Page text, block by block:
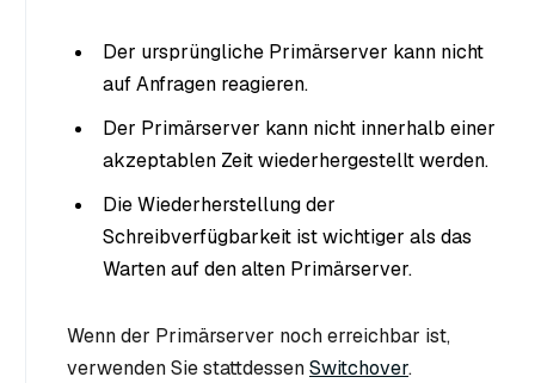
Der ursprüngliche Primärserver kann nicht
auf Anfragen reagieren.
Der Primärserver kann nicht innerhalb einer
akzeptablen Zeit wiederhergestellt werden.
Die Wiederherstellung der
Schreibverfügbarkeit ist wichtiger als das
Warten auf den alten Primärserver.
Wenn der Primärserver noch erreichbar ist,
verwenden Sie stattdessenSwitchover.